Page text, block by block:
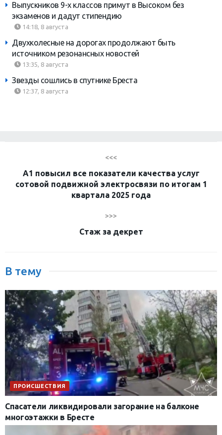
Выпускников 9-х классов примут в Высоком без
экзаменов и дадут стипендию
14:18, 8 августа
Двухколесные на дорогах продолжают быть
источником резонансных новостей
13:35, 8 августа
Звезды сошлись в спутнике Бреста
12:37, 8 августа
<<<
А1 повысил все показатели качества услуг
сотовой подвижной электросвязи по итогам 1
квартала 2025 года
>>>
Стаж за декрет
В тему
ПРОИСШЕСТВИЯ
Спасатели ликвидировали загорание на балконе
многоэтажки в Бресте